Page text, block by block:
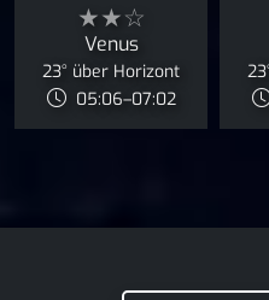
★★☆
Venus
23° über Horizont
05:06–07:02